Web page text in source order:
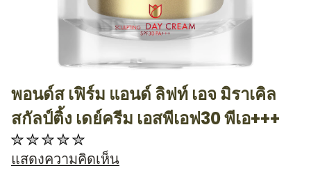
พอนด์ส เฟิร์ม แอนด์ ลิฟท์ เอจ มิราเคิล
สกัลป์ติ้ง เดย์ครีม เอสพีเอฟ30 พีเอ+++
ไม่มี
การ
แสดงความคิดเห็น